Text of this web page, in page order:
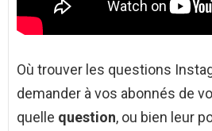
Où trouver les questions
demander à vos abonnés de
quelle question, ou bien leur